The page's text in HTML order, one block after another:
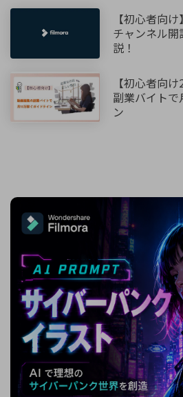
【初心者向
チャンネル
説！
【初心者向
副業バイト
ン